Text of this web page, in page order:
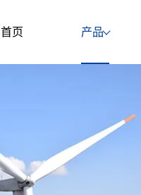
首页 产品